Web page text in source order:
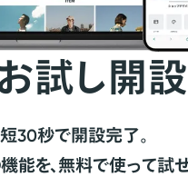
試し開
30秒で開設完了。
能を、無料で使って試せ